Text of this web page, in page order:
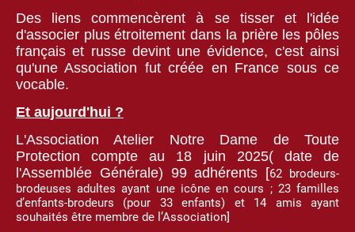
Des liens commencèrent à se tisser et l'idée
d'associer plus étroitement dans la prière les pôles
français et russe devint une évidence, c'est ainsi
qu'une Association fut créée en France sous ce
vocable.
Et aujourd'hui ?
L'Association Atelier Notre Dame de Toute
Protection compte au 18 juin 2025( date de
l'Assemblée Générale) 99 adhérents [62 brodeurs-
brodeuses adultes ayant une icône en cours ; 23 familles
d’enfants-brodeurs (pour 33 enfants) et 14 amis ayant
souhaités être membre de l’Association]